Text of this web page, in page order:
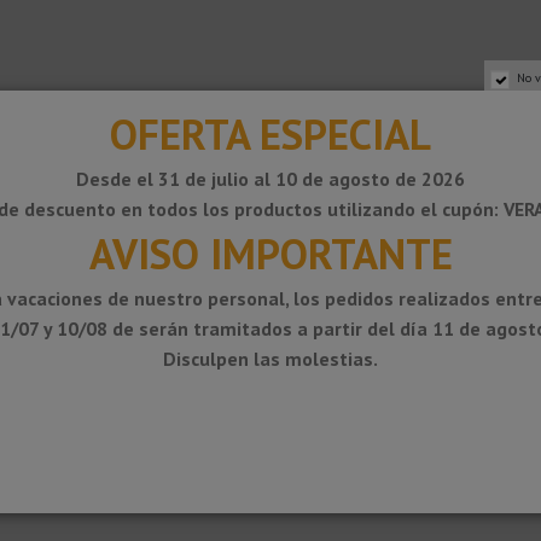
de cocina, estantes y peldaños de escaleras con
agresiones mecánicas. Apto para su aplicación en áreas privadas
protección del peldaño, así como una buena visibilidad y un alto
No
OFERTA ESPECIAL
Desde el 31 de julio al 10 de agosto de 2026
descuento en todos los productos utilizando el cupón:
AVISO IMPORTANTE
vacaciones de nuestro personal, los pedidos realizados
07 y 10/08 de serán tramitados a partir del día 11 de
Disculpen las molestias.